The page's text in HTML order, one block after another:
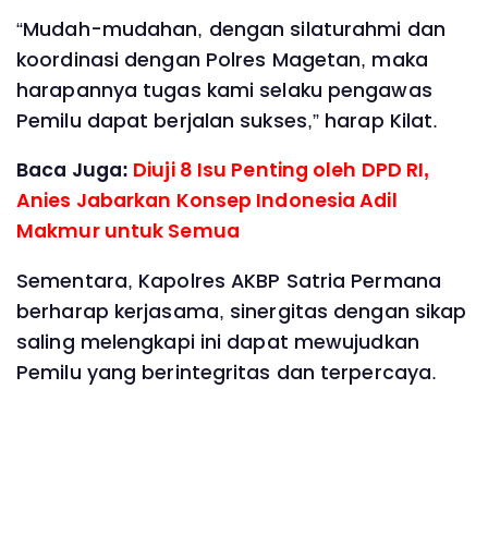
“Mudah-mudahan, dengan silaturahmi dan
koordinasi dengan Polres Magetan, maka
harapannya tugas kami selaku pengawas
Pemilu dapat berjalan sukses,” harap Kilat.
Baca Juga: Diuji 8 Isu Penting oleh DPD RI,
Anies Jabarkan Konsep Indonesia Adil
Makmur untuk Semua
Sementara, Kapolres AKBP Satria Permana
berharap kerjasama, sinergitas dengan sikap
saling melengkapi ini dapat mewujudkan
Pemilu yang berintegritas dan terpercaya.